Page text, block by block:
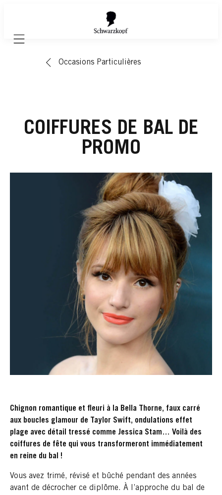
Mobile navigation
Occasions Particulières
COIFFURES DE BAL DE
PROMO
Chignon romantique et fleuri à la Bella Thorne, faux carré
aux boucles glamour de Taylor Swift, ondulations effet
plage avec détail tressé comme Jessica Stam… Voilà des
coiffures de fête qui vous transformeront immédiatement
en reine du bal !
Vous avez trimé, révisé et bûché pendant des années
avant de décrocher ce diplôme. À l’approche du bal de